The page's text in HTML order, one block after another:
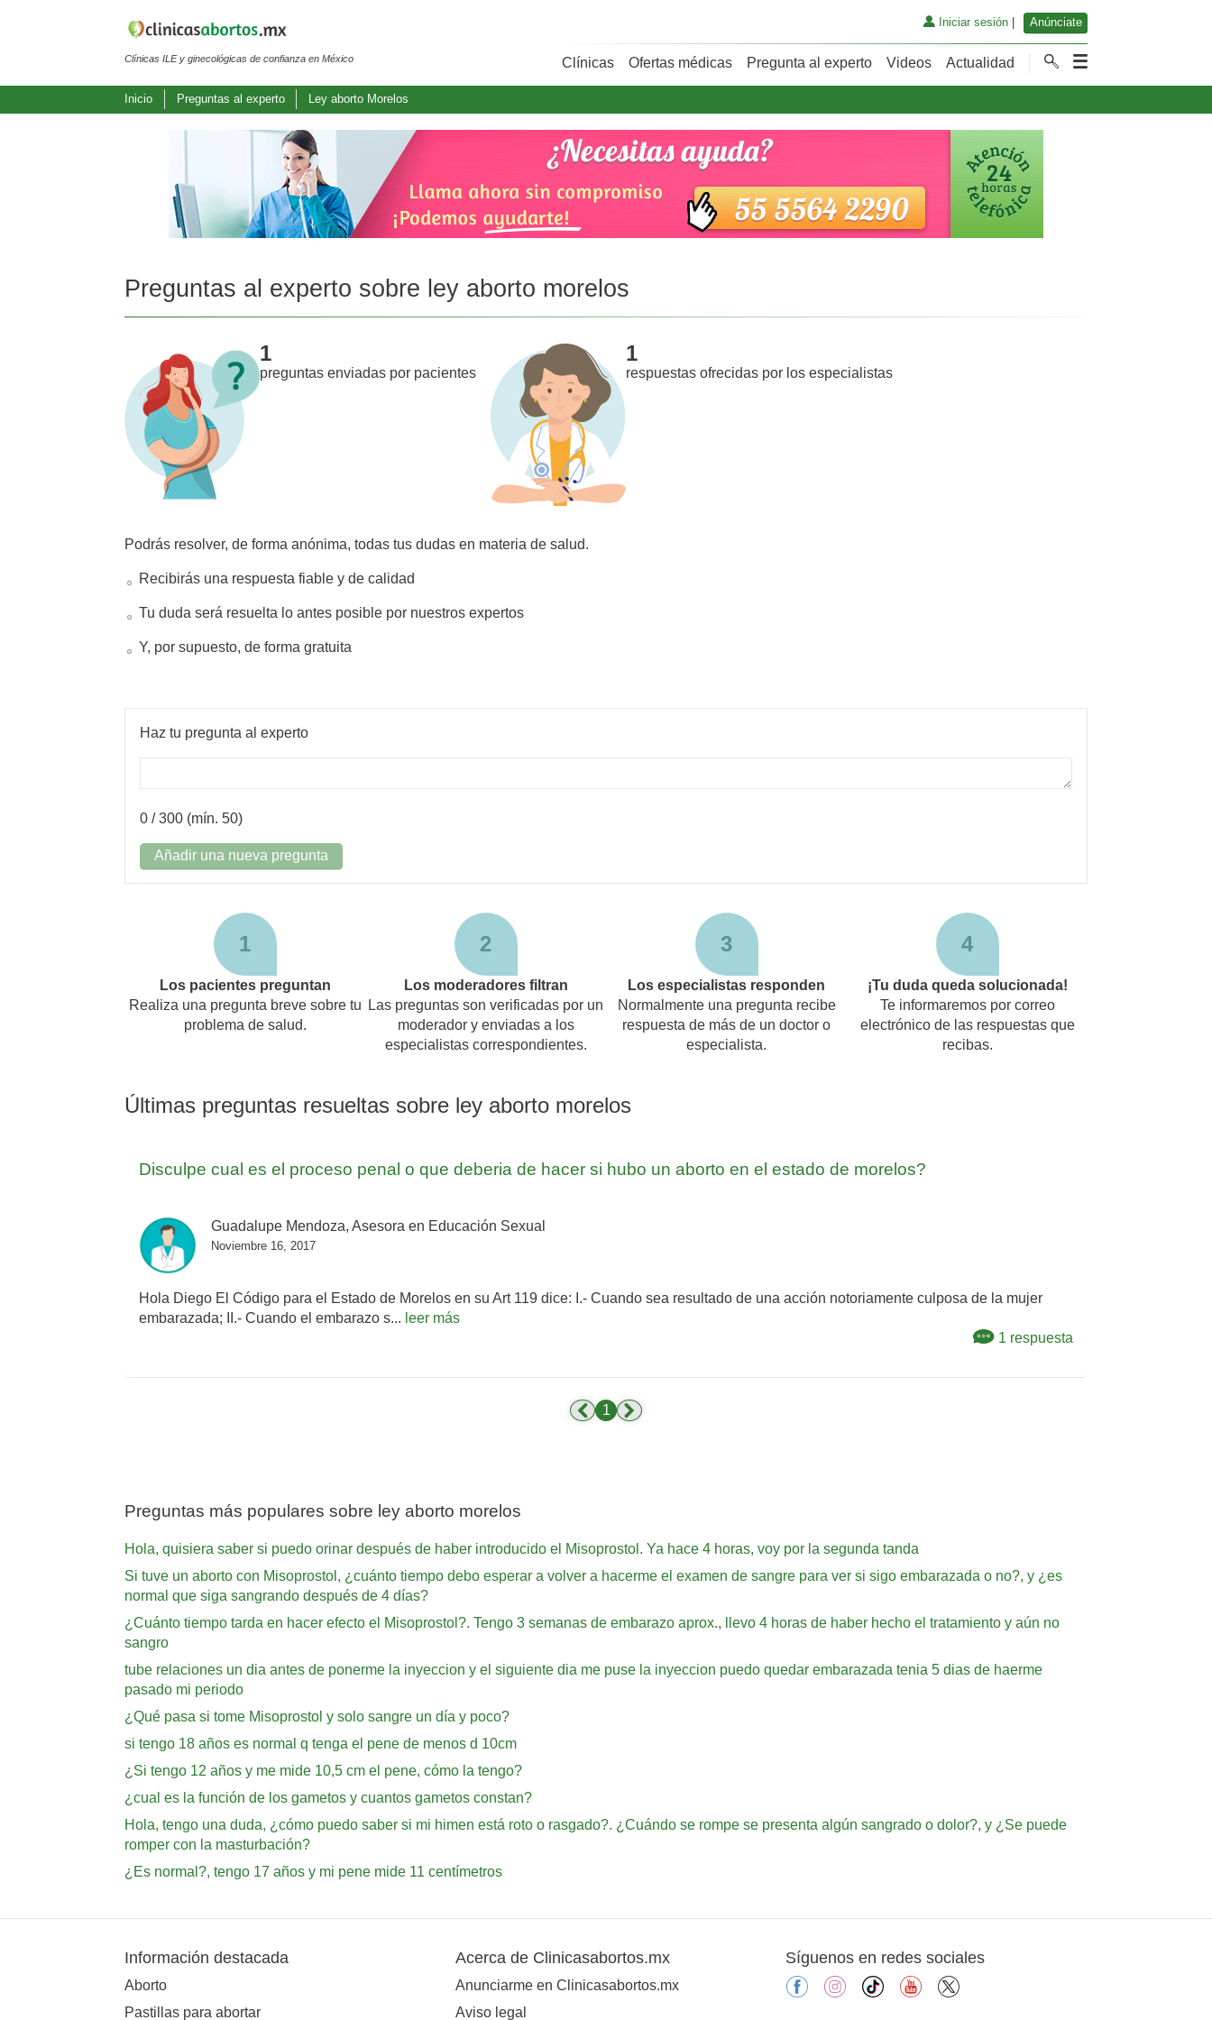
Clínicas ILE y ginecológicas de confianza en México
Iniciar sesión| Anúnciate
Clínicas Ofertas médicas Pregunta al experto Videos Actualidad
Inicio Preguntas al experto Ley aborto Morelos
Preguntas al experto sobre ley aborto morelos
1
preguntas enviadas por pacientes
1
respuestas ofrecidas por los especialistas
Podrás resolver, de forma anónima, todas tus dudas en materia de salud.
Recibirás una respuesta fiable y de calidad
Tu duda será resuelta lo antes posible por nuestros expertos
Y, por supuesto, de forma gratuita
Haz tu pregunta al experto
0 / 300 (mín. 50)
Añadir una nueva pregunta
1
Los pacientes preguntan
Realiza una pregunta breve sobre tu
problema de salud.
2
Los moderadores filtran
Las preguntas son verificadas por un
moderador y enviadas a los
especialistas correspondientes.
3
Los especialistas responden
Normalmente una pregunta recibe
respuesta de más de un doctor o
especialista.
4
¡Tu duda queda solucionada!
Te informaremos por correo
electrónico de las respuestas que
recibas.
Últimas preguntas resueltas sobre ley aborto morelos
Disculpe cual es el proceso penal o que deberia de hacer si hubo un aborto en el estado de morelos?
Guadalupe Mendoza, Asesora en Educación Sexual
Noviembre 16, 2017
Hola Diego El Código para el Estado de Morelos en su Art 119 dice: I.- Cuando sea resultado de una acción notoriamente culposa de la mujer
embarazada; II.- Cuando el embarazo s... leer más
1 respuesta
1
Preguntas más populares sobre ley aborto morelos
Hola, quisiera saber si puedo orinar después de haber introducido el Misoprostol. Ya hace 4 horas, voy por la segunda tanda
Si tuve un aborto con Misoprostol, ¿cuánto tiempo debo esperar a volver a hacerme el examen de sangre para ver si sigo embarazada o no?, y ¿es
normal que siga sangrando después de 4 días?
¿Cuánto tiempo tarda en hacer efecto el Misoprostol?. Tengo 3 semanas de embarazo aprox., llevo 4 horas de haber hecho el tratamiento y aún no
sangro
tube relaciones un dia antes de ponerme la inyeccion y el siguiente dia me puse la inyeccion puedo quedar embarazada tenia 5 dias de haerme
pasado mi periodo
¿Qué pasa si tome Misoprostol y solo sangre un día y poco?
si tengo 18 años es normal q tenga el pene de menos d 10cm
¿Si tengo 12 años y me mide 10,5 cm el pene, cómo la tengo?
¿cual es la función de los gametos y cuantos gametos constan?
Hola, tengo una duda, ¿cómo puedo saber si mi himen está roto o rasgado?. ¿Cuándo se rompe se presenta algún sangrado o dolor?, y ¿Se puede
romper con la masturbación?
¿Es normal?, tengo 17 años y mi pene mide 11 centímetros
Información destacada
Aborto
Pastillas para abortar
Acerca de Clinicasabortos.mx
Anunciarme en Clinicasabortos.mx
Aviso legal
Síguenos en redes sociales
facebookinstagram
tiktok youtube